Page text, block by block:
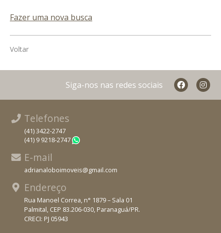
Fazer uma nova busca
Voltar
Siga-nos nas redes sociais
Telefones
(41) 3422-2747
(41) 9 9218-2747
E-mail
adrianaloboimoveis@gmail.com
Endereço
Rua Manoel Correa, n° 1879 – Sala 01
Palmital, CEP 83.206-030, Paranaguá/PR.
CRECI: PJ 05943